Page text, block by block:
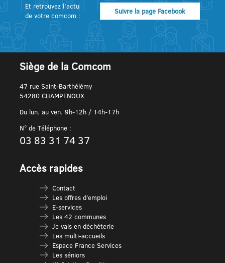
Et retrouvez l’actu
de votre comcom :
Suivre la page Facebook
Siège de la Comcom
47 rue Saint-Barthélémy
54280 CHAMPENOUX
Du lun. au ven. 9h-12h / 14h-17h
N° de Téléphone :
03 83 31 74 37
Accès rapides
Contact
Les offres d’emploi
E-services
Les 42 communes
Je vais en déchèterie
Les multi-accueils
Espace France Services
Les séniors